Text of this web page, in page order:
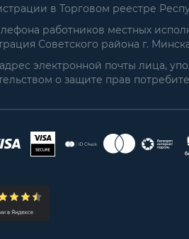
в Торговом реестре
работников местных
Советского района г.
электронной почты лица,
о защите прав